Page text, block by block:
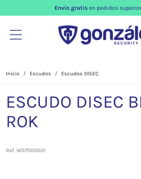
Envío gratis en pedidos
Inicio Escudos Escudos DISEC
ESCUDO DISEC
ROK
Ref. W07000021